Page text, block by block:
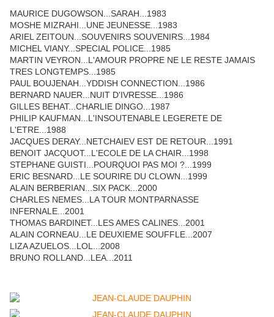
MAURICE DUGOWSON...SARAH...1983
MOSHE MIZRAHI...UNE JEUNESSE...1983
ARIEL ZEITOUN...SOUVENIRS SOUVENIRS...1984
MICHEL VIANY...SPECIAL POLICE...1985
MARTIN VEYRON...L'AMOUR PROPRE NE LE RESTE JAMAIS
TRES LONGTEMPS...1985
PAUL BOUJENAH...YDDISH CONNECTION...1986
BERNARD NAUER...NUIT D'IVRESSE...1986
GILLES BEHAT...CHARLIE DINGO...1987
PHILIP KAUFMAN...L'INSOUTENABLE LEGERETE DE
L'ETRE...1988
JACQUES DERAY...NETCHAIEV EST DE RETOUR...1991
BENOIT JACQUOT...L'ECOLE DE LA CHAIR...1998
STEPHANE GUISTI...POURQUOI PAS MOI ?...1999
ERIC BESNARD...LE SOURIRE DU CLOWN...1999
ALAIN BERBERIAN...SIX PACK...2000
CHARLES NEMES...LA TOUR MONTPARNASSE
INFERNALE...2001
THOMAS BARDINET...LES AMES CALINES...2001
ALAIN CORNEAU...LE DEUXIEME SOUFFLE...2007
LIZA AZUELOS...LOL...2008
BRUNO ROLLAND...LEA...2011